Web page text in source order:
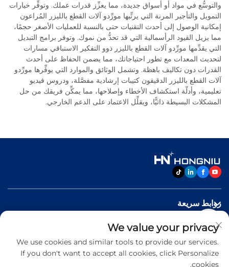
والتوسُّع في مواد أو أسواق جديدة، مما يعزِّز قدرات عملك. وتوفِّر خيارات
التمويل والتأجير المرنة التي يرتِّبها مورِّدو آلات القطع بالليزر المُراعون
إمكانية الوصول إلى أحدث التقنيات حتى بالنسبة للعمليات الأصغر حجمًا،
مما يزيل القيود الرأسمالية التي قد تحدُّ من نموك. وتوفر برامج التبديل
التي يقدِّمها مورِّدو آلات القطع بالليزر ذوو التفكير الاستباقي مسارات
لتحديث المعدات مع تطور احتياجاتك، مما يضمن الحفاظ على أحدث
القدرات دون تكاليف باهظة. وتشمل الوثائق والموارد التي يوفِّرها مورِّدو
آلات القطع بالليزر الدقيقون كتيبات إرشادية مفصَّلة، ودروس فيديو
تعليمية، وأدلّة استكشاف الأخطاء وإصلاحها، مما يمكِّن فريقك من حل
المشكلات البسيطة ذاتيًّا، ويقلِّل الاعتماد على الدعم الخارجي.
روابط سريعة
منتجات
اتصل بنا
We value your privacy
We use cookies and similar tools to provide our services.
If you don't want to accept all cookies, click Personalize
cookies.